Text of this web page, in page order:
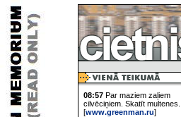
08:57 Par maziem zaļiem
cilvēciņiem. Skatīt multenes...
[www.greenman.ru]